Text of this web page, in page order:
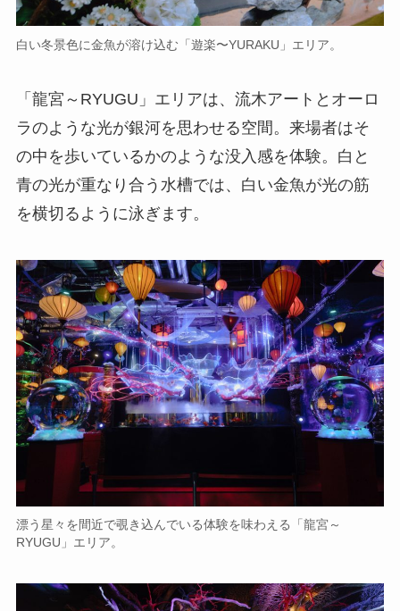
白い冬景色に金魚が溶け込む「遊楽〜YURAKU」エリア。
「龍宮～RYUGU」エリアは、流木アートとオーロ
ラのような光が銀河を思わせる空間。来場者はそ
の中を歩いているかのような没入感を体験。白と
青の光が重なり合う水槽では、白い金魚が光の筋
を横切るように泳ぎます。
漂う星々を間近で覗き込んでいる体験を味わえる「龍宮～
RYUGU」エリア。